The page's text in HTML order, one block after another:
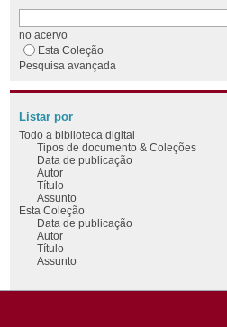
no acervo
Esta Coleção
Pesquisa avançada
Listar por
Todo a biblioteca digital
Tipos de documento & Coleções
Data de publicação
Autor
Título
Assunto
Esta Coleção
Data de publicação
Autor
Título
Assunto